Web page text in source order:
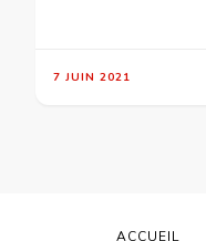
7 JUIN 2021
ACCUEIL